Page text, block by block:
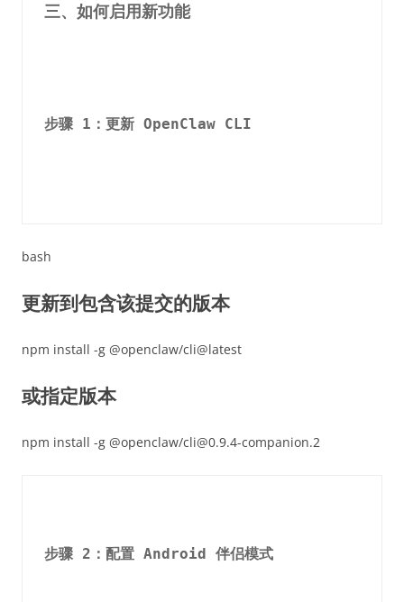
三、如何启用新功能
步骤 1：更新 OpenClaw CLI
bash
更新到包含该提交的版本
npm install -g @openclaw/cli@latest
或指定版本
npm install -g @openclaw/cli@0.9.4-companion.2
步骤 2：配置 Android 伴侣模式